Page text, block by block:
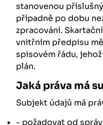
stanovenou
případně po dobu
zpracování.
vnitřním předpisu
spisovém řádu,
plán.
Jaká práva má
Subjekt údajů má
- požadovat od